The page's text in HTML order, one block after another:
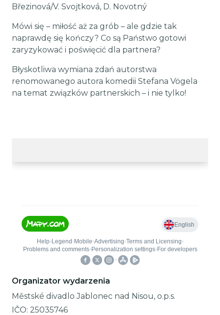
Březinová/V. Svojtková, D. Novotný
Mówi się – miłość aż za grób – ale gdzie tak
naprawdę się kończy? Co są Państwo gotowi
zaryzykować i poświęcić dla partnera?
Błyskotliwa wymiana zdań autorstwa
renomowanego autora komedii Stefana Vögela
na temat związków partnerskich – i nie tylko!
Organizator wydarzenia
Městské divadlo Jablonec nad Nisou, o.p.s.
IČO: 25035746